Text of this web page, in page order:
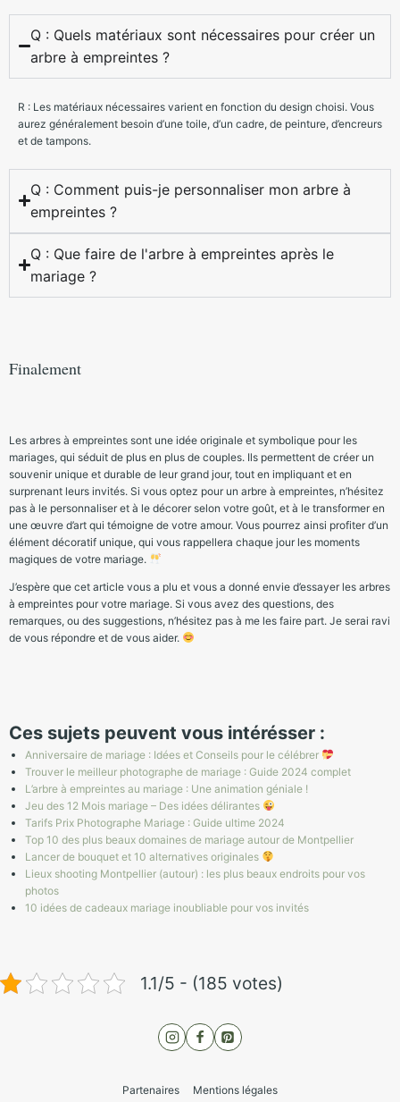
Q : Quels matériaux sont nécessaires pour créer un
arbre à empreintes ?
R : Les matériaux nécessaires varient en fonction du design choisi. Vous
aurez généralement besoin d’une toile, d’un cadre, de peinture, d’encreurs
et de tampons.
Q : Comment puis-je personnaliser mon arbre à
empreintes ?
Q : Que faire de l'arbre à empreintes après le
mariage ?
Finalement
Les arbres à empreintes sont une idée originale et symbolique pour les
mariages, qui séduit de plus en plus de couples. Ils permettent de créer un
souvenir unique et durable de leur grand jour, tout en impliquant et en
surprenant leurs invités. Si vous optez pour un arbre à empreintes, n’hésitez
pas à le personnaliser et à le décorer selon votre goût, et à le transformer en
une œuvre d’art qui témoigne de votre amour. Vous pourrez ainsi profiter d’un
élément décoratif unique, qui vous rappellera chaque jour les moments
magiques de votre mariage.
J’espère que cet article vous a plu et vous a donné envie d’essayer les arbres
à empreintes pour votre mariage. Si vous avez des questions, des
remarques, ou des suggestions, n’hésitez pas à me les faire part. Je serai ravi
de vous répondre et de vous aider.
Ces sujets peuvent vous intérésser :
Anniversaire de mariage : Idées et Conseils pour le célébrer
Trouver le meilleur photographe de mariage : Guide 2024 complet
L’arbre à empreintes au mariage : Une animation géniale !
Jeu des 12 Mois mariage – Des idées délirantes
Tarifs Prix Photographe Mariage : Guide ultime 2024
Top 10 des plus beaux domaines de mariage autour de Montpellier
Lancer de bouquet et 10 alternatives originales
Lieux shooting Montpellier (autour) : les plus beaux endroits pour vos
photos
10 idées de cadeaux mariage inoubliable pour vos invités
1.1/5 - (185 votes)
Partenaires Mentions légales